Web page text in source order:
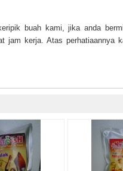
buah kami, jika anda
jam kerja. Atas perhatiaannya